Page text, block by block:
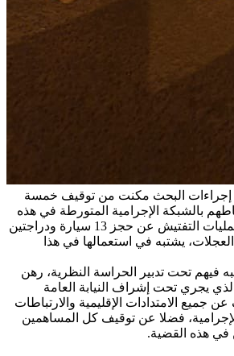
إجراءات البحث مكنت من توقيف خمسة
بالشبكة الإجرامية المتورطة في هذه
العملية، بينما أسفرت عمليات التفتيش عن حجز 13 سيارة ودراجتين
العجلات، يشتبه في استعمالها في هذا
فيهم تحت تدبير الحراسة النظرية، رهن
يجري تحت إشراف النيابة العامة
جميع الامتدادات الإقليمية والارتباطات
فضلا عن توقيف كل المساهمين
في هذه القضية.